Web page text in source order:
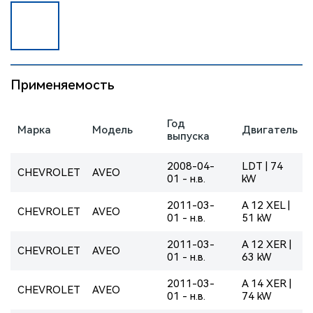
Применяемость
Марка Модель
Год
выпуска
Двигатель
CHEVROLET AVEO
2008-04-
01 - н.в.
LDT | 74
kW
CHEVROLET AVEO
2011-03-
01 - н.в.
A 12 XEL |
51 kW
CHEVROLET AVEO
2011-03-
01 - н.в.
A 12 XER |
63 kW
CHEVROLET AVEO
2011-03-
01 - н.в.
A 14 XER |
74 kW